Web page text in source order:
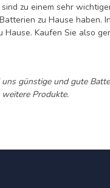
zu einem sehr
zu Hause haben.
Kaufen Sie also
günstige und gute
Produkte.